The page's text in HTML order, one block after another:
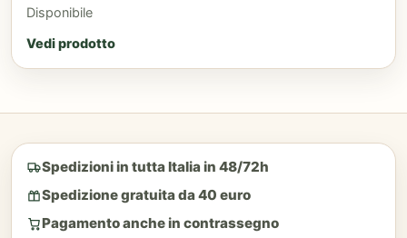
Disponibile
Vedi prodotto
Spedizioni in tutta Italia in 48/72h
Spedizione gratuita da 40 euro
Pagamento anche in contrassegno